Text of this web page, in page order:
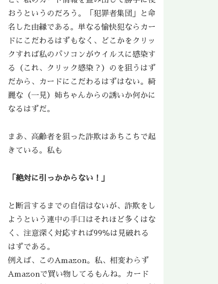
おうというのだろう。「犯罪者集団」と命
名した由縁である。単なる愉快犯ならカー
ドにこだわるはずもなく、どこかをクリッ
クすれば私のパソコンがウイルスに感染す
る（これ、クリック感染？）のを狙うはず
だから、カードにこだわるはずはない。綺
麗な（一見）姉ちゃんからの誘いか何かに
なるはずだ。
まあ、高齢者を狙った詐欺はあちこちで起
きている。私も
「絶対に引っかからない！」
と断言するまでの自信はないが、詐欺をし
ようという連中の手口はそれほど多くはな
く、注意深く対応すれば99％は見破れる
はずである。
例えば、このAmazon。私、相変わらず
Amazonで買い物してるもんね。カード